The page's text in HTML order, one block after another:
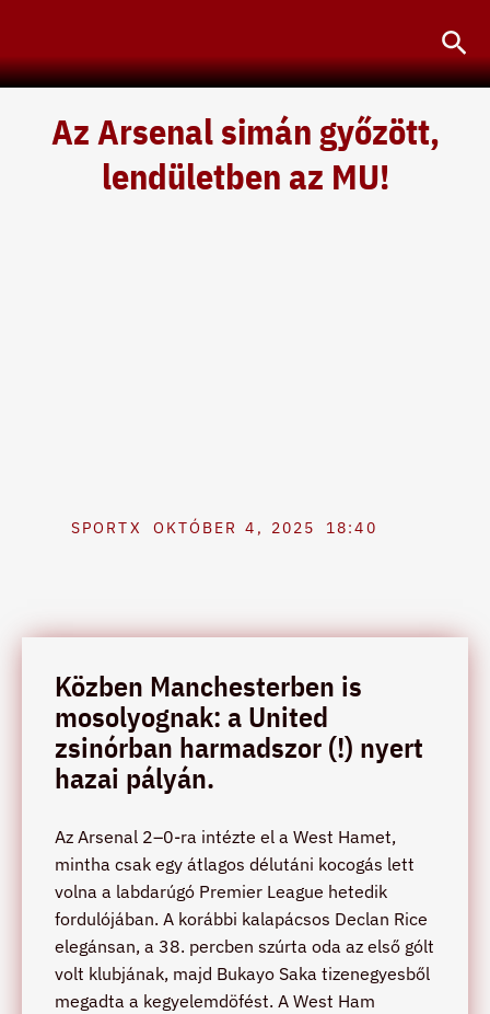
content
Az Arsenal simán győzött,
lendületben az MU!
SPORTX OKTÓBER 4, 2025 18:40
Közben Manchesterben is
mosolyognak: a United
zsinórban harmadszor (!) nyert
hazai pályán.
Az Arsenal 2–0-ra intézte el a West Hamet,
mintha csak egy átlagos délutáni kocogás lett
volna a labdarúgó Premier League hetedik
fordulójában. A korábbi kalapácsos Declan Rice
elegánsan, a 38. percben szúrta oda az első gólt
volt klubjának, majd Bukayo Saka tizenegyesből
megadta a kegyelemdöfést. A West Ham